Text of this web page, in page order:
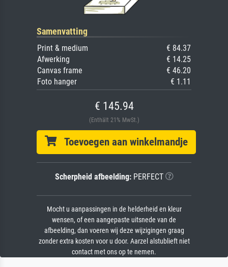
Samenvatting
Print & medium
€ 84.37
Afwerking
€ 14.25
Canvas frame
€ 46.20
Foto hanger
€ 1.11
€ 145.94
(Enthält 21% MwSt.)
Toevoegen aan winkelmandje
Scherpheid afbeelding:PERFECT
Mocht u aanpassingen in de helderheid en kleur
wensen, of een aangepaste uitsnede van de
afbeelding, dan voeren wij deze wijzigingen graag
zonder extra kosten voor u door. Aarzel alstublieft niet
contact met ons op te nemen.